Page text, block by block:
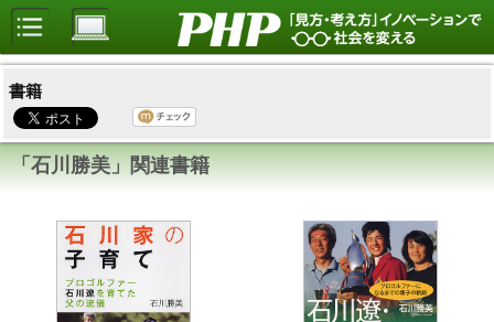
書籍
「石川勝美」関連書籍